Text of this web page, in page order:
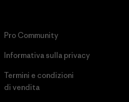
Pro Community
Informativa sulla privacy
Termini e condizioni
di vendita